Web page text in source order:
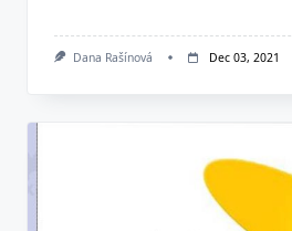
Dana Rašínová Dec 03, 2021